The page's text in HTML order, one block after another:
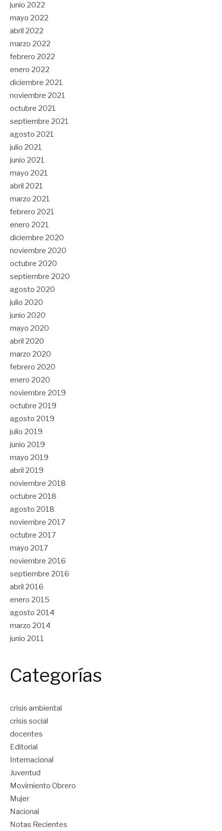
junio 2022
mayo 2022
abril 2022
marzo 2022
febrero 2022
enero 2022
diciembre 2021
noviembre 2021
octubre 2021
septiembre 2021
agosto 2021
julio 2021
junio 2021
mayo 2021
abril 2021
marzo 2021
febrero 2021
enero 2021
diciembre 2020
noviembre 2020
octubre 2020
septiembre 2020
agosto 2020
julio 2020
junio 2020
mayo 2020
abril 2020
marzo 2020
febrero 2020
enero 2020
noviembre 2019
octubre 2019
agosto 2019
julio 2019
junio 2019
mayo 2019
abril 2019
noviembre 2018
octubre 2018
agosto 2018
noviembre 2017
octubre 2017
mayo 2017
noviembre 2016
septiembre 2016
abril 2016
enero 2015
agosto 2014
marzo 2014
junio 2011
Categorías
crisis ambiental
crisis social
docentes
Editorial
Internacional
Juventud
Movimiento Obrero
Mujer
Nacional
Notas Recientes